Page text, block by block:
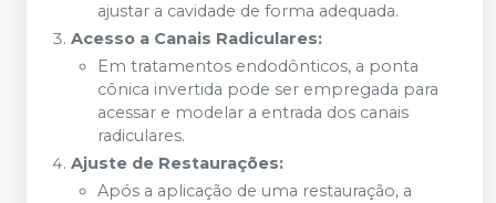
ajustar a cavidade de forma adequada.
Acesso a Canais Radiculares:
Em tratamentos endodônticos, a ponta
cônica invertida pode ser empregada para
acessar e modelar a entrada dos canais
radiculares.
Ajuste de Restaurações:
Após a aplicação de uma restauração, a